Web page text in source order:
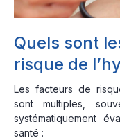
Quels sont
risque de
Les facteurs de
sont multiples,
systématiquement
santé :